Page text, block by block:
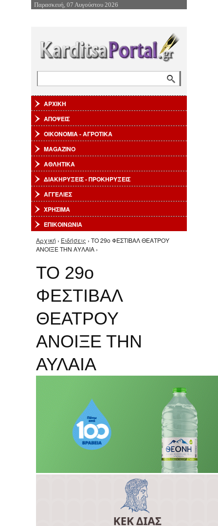
Επιστροφή στην Πλοήγηση
Παρασκευή, 07 Αυγούστου 2026
ΑΡΧΙΚΗ
ΑΠΟΨΕΙΣ
ΟΙΚΟΝΟΜΙΑ - ΑΓΡΟΤΙΚΑ
MAGAZINO
ΑΘΛΗΤΙΚΑ
ΔΙΑΚΗΡΥΞΕΙΣ - ΠΡΟΚΗΡΥΞΕΙΣ
ΑΓΓΕΛΙΕΣ
ΧΡΗΣΙΜΑ
ΕΠΙΚΟΙΝΩΝΙΑ
Είστε εδώ
Αρχική › Ειδήσεις › ΤΟ 29ο ΦΕΣΤΙΒΑΛ ΘΕΑΤΡΟΥ
ΑΝΟΙΞΕ ΤΗΝ ΑΥΛΑΙΑ ›
ΤΟ 29ο
ΦΕΣΤΙΒΑΛ
ΘΕΑΤΡΟΥ
ΑΝΟΙΞΕ ΤΗΝ
ΑΥΛΑΙΑ